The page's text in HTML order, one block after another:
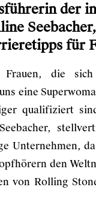
der
für
die
eine
qualifiziert
Unternehmen,
den
von Rolling